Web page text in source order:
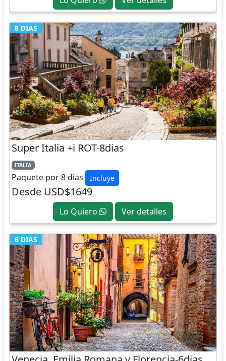
8 DIAS
Super Italia +i ROT-8dias
ITALIA
Paquete por 8 dias Incluye
Desde USD$1649
Lo Quiero Ver detalles
6 DIAS